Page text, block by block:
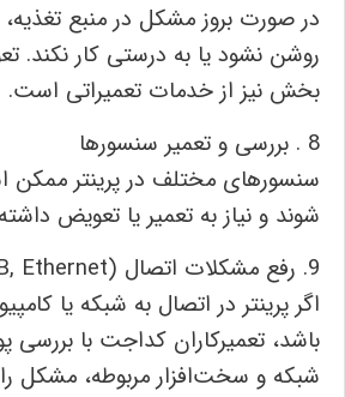
در صورت بروز مشکل در منبع تغذیه،
روشن نشود یا به درستی کار نکند.
بخش نیز از خدمات تعمیراتی است.
سنسورهای مختلف در پرینتر ممکن
شوند و نیاز به تعمیر یا تعویض داشته
اگر پرینتر در اتصال به شبکه یا
باشد، تعمیرکاران کداجت با بررسی
شبکه و سخت‌افزار مربوطه، مشکل را